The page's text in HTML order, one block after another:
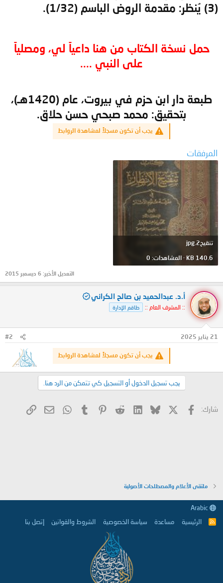
(3) يُنظر: مقدمة الروض الباسم (1/32).
حمل نسخة الكتاب من هنا داعياً لي، ومصلياً
على النبي ....
طبعة دار ابن حزم في بيروت، عام (1420هـ)،
بتحقيق: محمد صبحي حسن حلاق.
يجب أن تكون مسجلاً لمشاهدة الروابط
المرفقات
تنقيح2.jpg
140.6 KB · المشاهدات: 0
التعديل الأخير: 6 ديسمبر 2015
أ.د. عبدالحميد بن صالح الكراني
:: المشرف العام :: طاقم الإدارة
21 يناير 2025 #2
يجب أن تكون مسجلاً لمشاهدة الروابط
يجب تسجيل الدخول أو التسجيل كي تتمكن من الرد هنا.
شارك: فيسبوك Bluesky
LinkedIn
Reddit
Pinterest
Tumblr
WhatsApp
البريد
ملتقى الأعلام والمصطلحات الأصولية
R
الرئيسية مساعدة سياسة الخصوصية الشروط والقوانين إتصل بنا